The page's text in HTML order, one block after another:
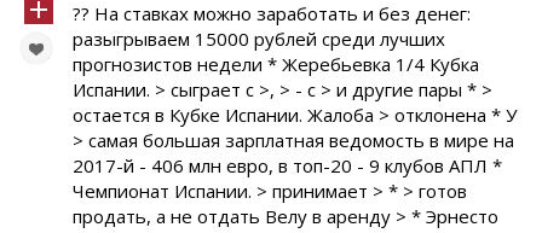
?? На ставках можно заработать и без денег:
разыгрываем 15000 рублей среди лучших
прогнозистов недели * Жеребьевка 1/4 Кубка
Испании. > сыграет с >, > - с > и другие пары * >
остается в Кубке Испании. Жалоба > отклонена * У
> самая большая зарплатная ведомость в мире на
2017-й - 406 млн евро, в топ-20 - 9 клубов АПЛ *
Чемпионат Испании. > принимает > * > готов
продать, а не отдать Велу в аренду > * Эрнесто